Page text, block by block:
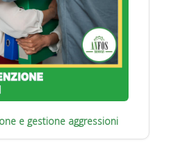
e gestione aggressioni